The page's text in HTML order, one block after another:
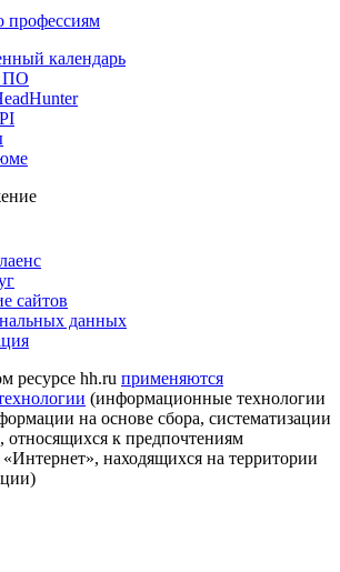
профессиям
календарь
ПО
сайтов
данных
ресурсе hh.ru применяются
(информационные технологии
на основе сбора, систематизации
относящихся к предпочтениям
«Интернет», находящихся на территории